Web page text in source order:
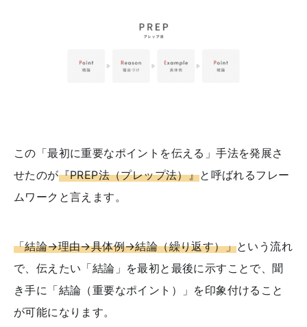
この「最初に重要なポイントを伝える」手法を発展さ
せたのが『PREP法（プレップ法）』と呼ばれるフレー
ムワークと言えます。
「結論→理由→具体例→結論（繰り返す）」という流れ
で、伝えたい「結論」を最初と最後に示すことで、聞
き手に「結論（重要なポイント）」を印象付けること
が可能になります。